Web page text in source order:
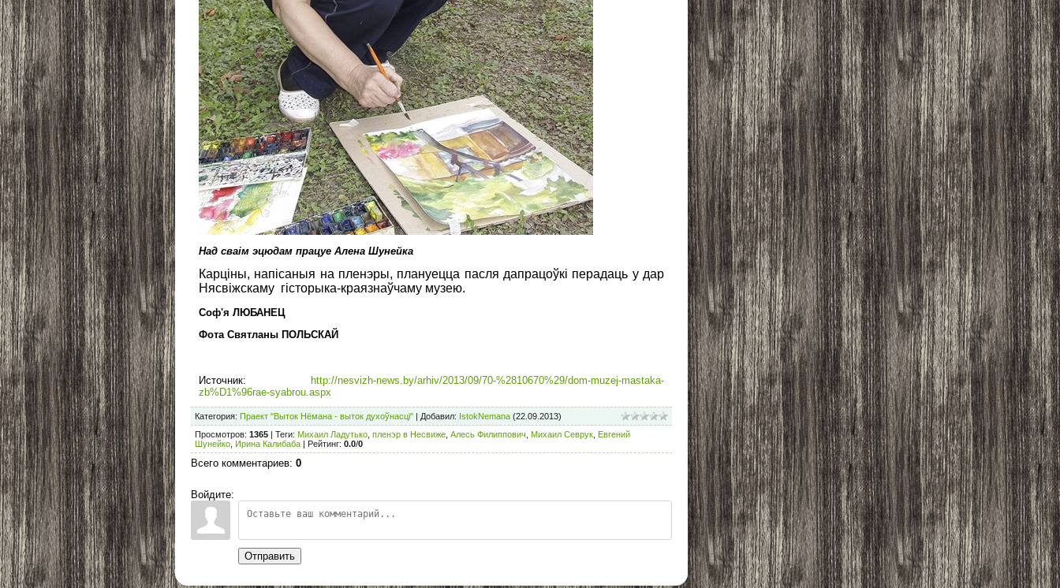
Над сваім эцюдам працуе Алена Шунейка
Карціны, напісаныя на пленэры, плануецца пасля дапрацоўкі перадаць у дар
Нясвіжскаму гісторыка-краязнаўчаму музею.
Соф'я ЛЮБАНЕЦ
Фота Святланы ПОЛЬСКАЙ
Источник:
http://nesvizh-news.by/arhiv/2013/09/70-%2810670%29/dom-muzej-mastaka-
zb%D1%96rae-syabrou.aspx
Категория: Праект "Выток Нёмана - выток духоўнасці" | Добавил: IstokNemana (22.09.2013)
Просмотров: 1365 | Теги: Михаил Ладутько пленэр в Несвиже Алесь Филиппович Михаил Севрук Евгений
Шунейко Ирина Калибаба | Рейтинг: 0.0/0
Всего комментариев: 0
Войдите:
Отправить